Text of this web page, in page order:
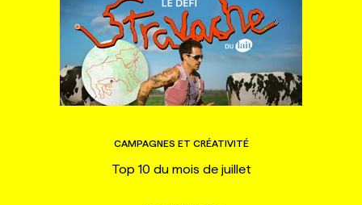
CAMPAGNES ET CRÉATIVITÉ
Top 10 du mois de juillet